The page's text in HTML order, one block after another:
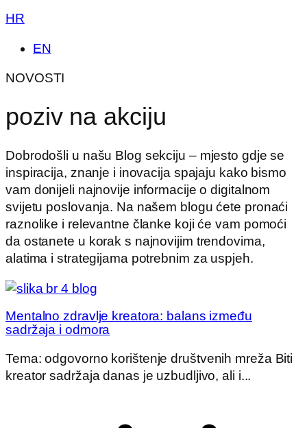
HR
EN
NOVOSTI
poziv na akciju
Dobrodošli u našu Blog sekciju – mjesto gdje se
inspiracija, znanje i inovacija spajaju kako bismo
vam donijeli najnovije informacije o digitalnom
svijetu poslovanja. Na našem blogu ćete pronaći
raznolike i relevantne članke koji će vam pomoći
da ostanete u korak s najnovijim trendovima,
alatima i strategijama potrebnim za uspjeh.
Mentalno zdravlje kreatora: balans između
sadržaja i odmora
Tema: odgovorno korištenje društvenih mreža Biti
kreator sadržaja danas je uzbudljivo, ali i...